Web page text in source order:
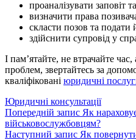
проаналізувати заповіт
визначити права
скласти позов та подати
здійснити супровід у
І пам’ятайте, не втрачайте
проблем, звертайтесь за
кваліфіковані юридичні
Категорії
Юридичні консультації
Навігація
записів
Попередній
запис
Попередній запис Як
військовослужбовцям?
Наступний
Наступний запис Як